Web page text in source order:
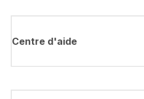
Centre d'aide